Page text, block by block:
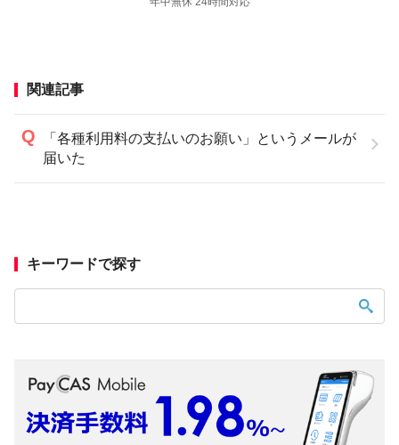
キーワードで探す
関連記事
「各種利用料の支払いのお願い」というメールが
届いた